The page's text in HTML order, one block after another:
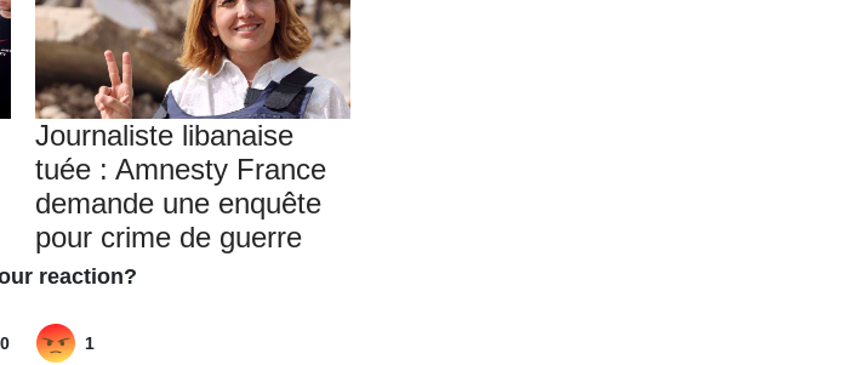
Journaliste libanaise
tuée : Amnesty France
demande une enquête
pour crime de guerre